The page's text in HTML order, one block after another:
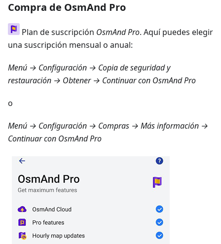
Compra de OsmAnd Pro
Plan de suscripción OsmAnd Pro. Aquí puedes elegir
una suscripción mensual o anual:
Menú → Configuración → Copia de seguridad y
restauración → Obtener→ Continuar con OsmAnd Pro
o
Menú → Configuración → Compras → Más información →
Continuar con OsmAnd Pro